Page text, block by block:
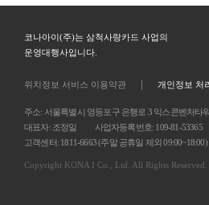
코나아이(주)는 삼척사랑카드 사업의
운영대행사입니다.
위치정보 서비스 이용약관 개인정보 처
주소: 서울특별시 영등포구 은행로 3 익스콘벤처타
대표자: 조정일 사업자등록번호: 109-81-53365
고객센터: 1811-6663 (주말 공휴일 제외 09:00~18:00)
Copyright KONA I Co., Ltd. All Rights Reserved.